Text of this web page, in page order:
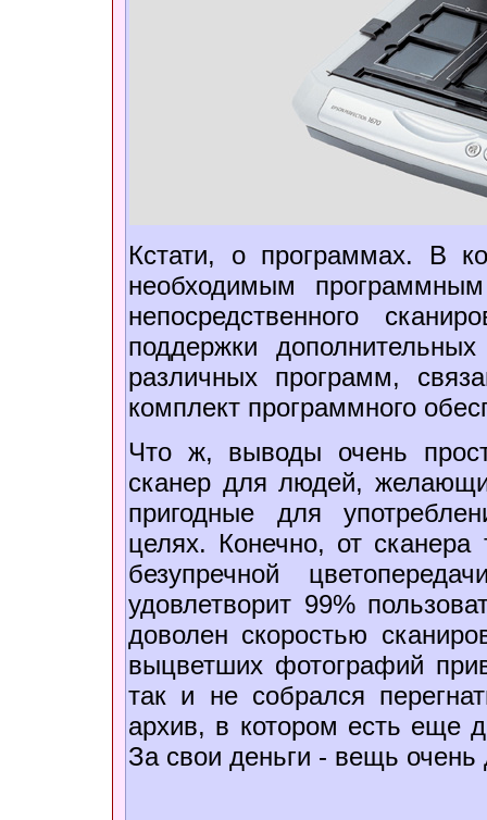
Кстати, о программах. В
необходимым
непосредственного
поддержки
различных программ,
комплект программного
Что ж, выводы очень
сканер для людей,
пригодные для
целях. Конечно, от сканера
безупречной
удовлетворит 99%
доволен скоростью
выцветших фотографий
так и не собрался
архив, в котором есть еще
За свои деньги - вещь очень